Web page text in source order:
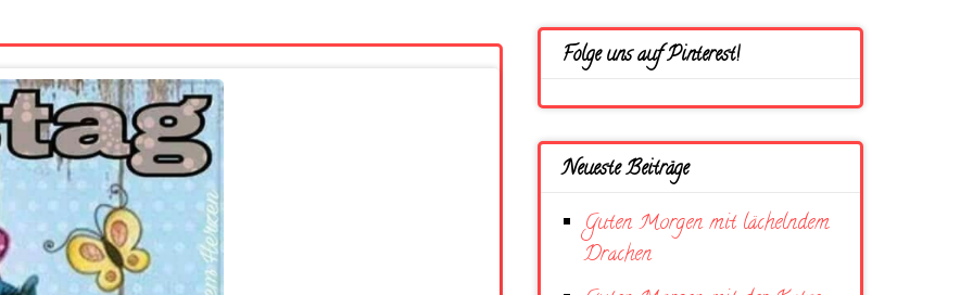
Folge uns auf Pinterest!
Neueste Beiträge
Guten Morgen mit lächelndem
Drachen